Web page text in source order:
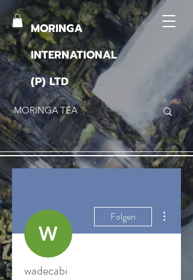
MORINGA
INTERNATIONAL
(P) LTD
Folgen
wadecabi